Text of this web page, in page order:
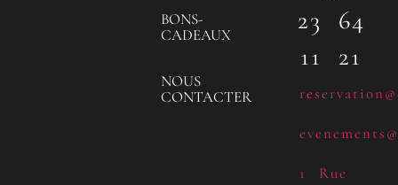
BONS-
CADEAUX
NOUS
CONTACTER
23 64
11 21
1 Rue